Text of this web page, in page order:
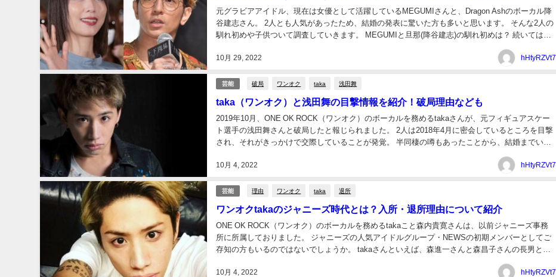
10月 29, 2022
元グラビアアイドル、現在は女優として活躍しているMEGUMIさんと、Dragon Ashのボーカル降
谷建志さん。 2人とも人気があったため、結婚の発表に驚いた方も多いと思います。 そんな2人の
馴れ初めや子供ついて調査していきます。 MEGUMIと旦那(降谷建志)の馴れ初めは？ 続いては
hHtyRZVt7
芸能 破局 ワンオク taka 浅田舞
taka（ワンオク）と浅田舞の目撃情報を紹介！破局理由なども
10月 4, 2022
2019年10月、ONE OK ROCK（ワンオク）のボーカルを務めるtakaさんが、元フィギュアスケー
ト選手の浅田舞さんと破局したと報じられました。 2人は2018年4月に密会しているところを目撃
され、それがきっかけで交際していることが発覚。 半同棲の噂もあったことから、結婚までいく
hHtyRZVt7
芸能 理由 ワンオク taka 退所
ワンオクtakaのジャニーズ時代とは？入所・退所理由について紹介
10月 4, 2022
ONE OK ROCK（ワンオク）のボーカルを務めるtakaこと森内貴寛さんは、以前ジャニーズ事務
所に所属しておりました。 ジャニーズの人気アイドルグループ・NEWSの初期メンバーとしてご
存知の方もいるのではないでしょうか。 takaさんといえば、森進一さんと森昌子さんの長男とし
hHtyRZVt7